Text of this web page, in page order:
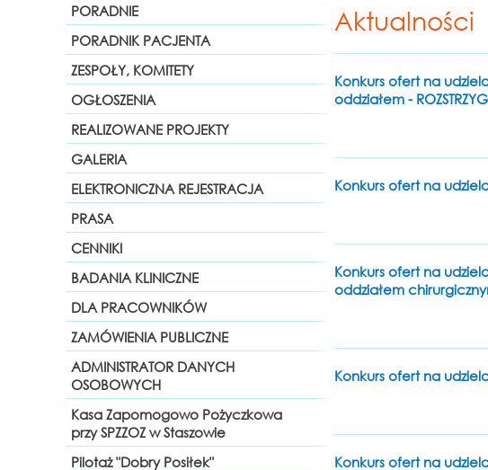
PORADNIE
PORADNIK PACJENTA
ZESPOŁY, KOMITETY
OGŁOSZENIA
REALIZOWANE PROJEKTY
GALERIA
ELEKTRONICZNA REJESTRACJA
PRASA
CENNIKI
BADANIA KLINICZNE
DLA PRACOWNIKÓW
ZAMÓWIENIA PUBLICZNE
ADMINISTRATOR DANYCH
OSOBOWYCH
Kasa Zapomogowo Pożyczkowa
przy SPZZOZ w Staszowie
Pilotaż "Dobry Posiłek"
Aktualności
Konkurs ofert na
oddziałem -
Konkurs ofert na
Konkurs ofert na
oddziałem
Konkurs ofert na
Konkurs ofert na